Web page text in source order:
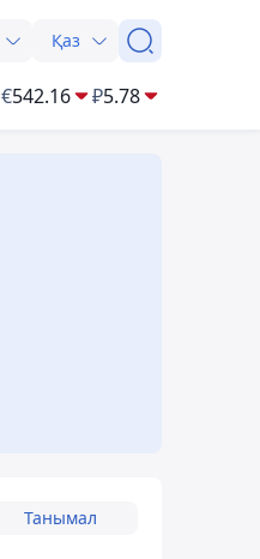
Қаз
€542.16 ₽5.78
Танымал